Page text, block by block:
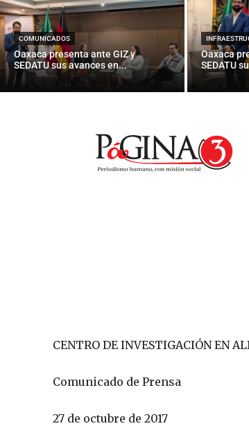
COMUNICADOS
Oaxaca presenta ante GIZ y
SEDATU sus avances en...
Oaxaca
SEDATU
CENTRO DE INVESTIGACIÓN EN
Comunicado de Prensa
27 de octubre de 2017